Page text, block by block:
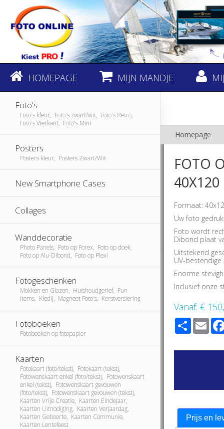
HOMEPAGE MIJN MANDJE
Foto's
Foto's kleur, Foto's zwart/wit, Foto's Retro,
Foto's Vierkant, Foto's Mini
Posters
Posters kleur, Posters Zwart/Wit
New Smartphone Cases
Collages
Wanddecoratie
Photo Panels, Foto op Forex, Foto op doek,
Foto op Alu-Dibond, Foto op Plexi
Fotogeschenken
Mokken en Glazen, Huishoudgerief, Fun
Items, Kledij, Magneet Foto's, Kerstversiering
Fotoboeken
Fotoboeken op fotopapier
Kaarten
Fotokaart (foto/tekst), Fotokaart (tekst),
Fotowenskaart enkel (foto/tekst), Fotowenskaart
enkel (tekst), Fotowenskaart gevouwen
(foto/tekst), Fotowenskaart gevouwen (tekst),
Kaarten Vrije Creatie, Kaarten Eindejaar,
Kaarten Uitnodiging, Kaarten Verjaardag,
Kaarten Geboorte, Kaarten Communie,
Kaarten Lentefeest
Homepage
FOTO
40X120
Formaat:
Uw foto
Foto wordt
Dibond plaat
Uitstekend
UV-bestendige
Enorme
Inclusief onze
Vanaf:€
Share
Prijs en